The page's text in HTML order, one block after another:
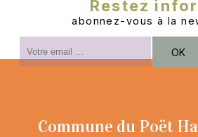
Restez
abonnez-vous à la
OK
Commune du Poët